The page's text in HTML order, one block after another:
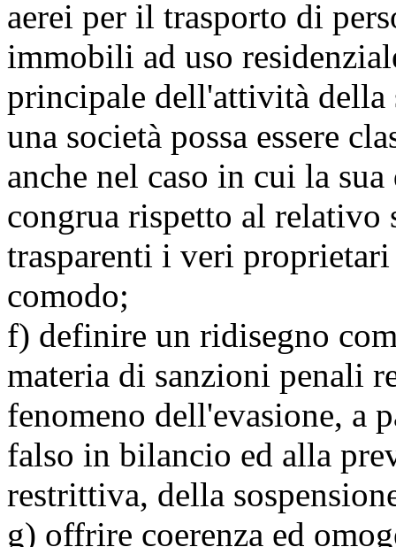
aerei per il trasporto di
immobili ad uso
principale dell'attività della
una società possa essere
anche nel caso in cui la
congrua rispetto al relativo
trasparenti i veri
comodo;
f) definire un ridisegno
materia di sanzioni penali
fenomeno dell'evasione, a
falso in bilancio ed alla
restrittiva, della
g) offrire coerenza ed